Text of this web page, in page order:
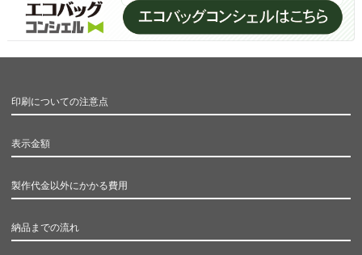
印刷についての注意点
表示金額
製作代金以外にかかる費用
納品までの流れ